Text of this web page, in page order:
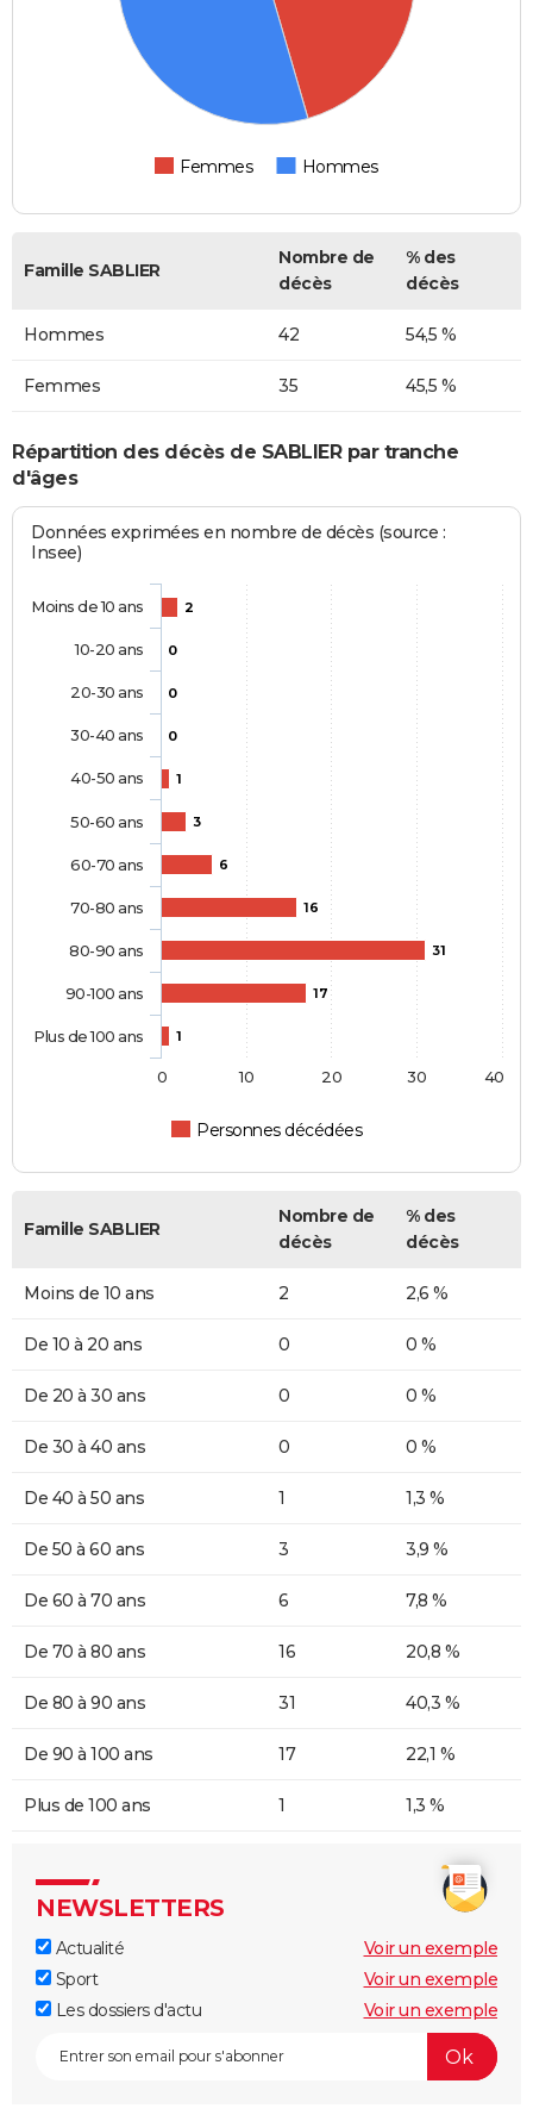
Femmes Hommes
Famille SABLIER
Nombre de
décès
% des
décès
Hommes 42 54,5 %
Femmes 35 45,5 %
Répartition des décès de SABLIER par tranche
d'âges
Données exprimées en nombre de décès (source :
Insee)
2
0
0
0
1
3
6
16
31
17
1
Personnes décédées
Moins de 10 ans
10-20 ans
20-30 ans
30-40 ans
40-50 ans
50-60 ans
60-70 ans
70-80 ans
80-90 ans
90-100 ans
Plus de 100 ans
0 10 20 30 40
Famille SABLIER
Nombre de
décès
% des
décès
Moins de 10 ans 2 2,6 %
De 10 à 20 ans 0 0 %
De 20 à 30 ans 0 0 %
De 30 à 40 ans 0 0 %
De 40 à 50 ans 1 1,3 %
De 50 à 60 ans 3 3,9 %
De 60 à 70 ans 6 7,8 %
De 70 à 80 ans 16 20,8 %
De 80 à 90 ans 31 40,3 %
De 90 à 100 ans 17 22,1 %
Plus de 100 ans 1 1,3 %
NEWSLETTERS
Actualité
Voir un exemple
Sport
Voir un exemple
Les dossiers d'actu
Voir un exemple